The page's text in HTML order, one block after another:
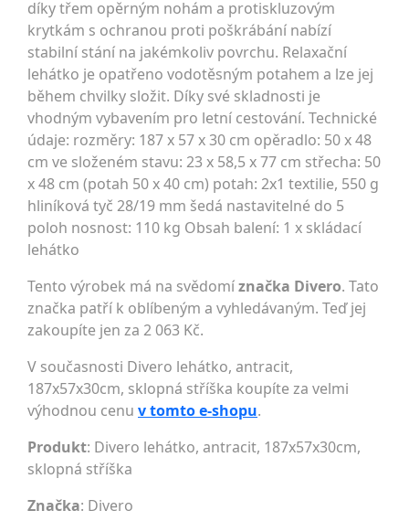
díky třem opěrným nohám a protiskluzovým
krytkám s ochranou proti poškrábání nabízí
stabilní stání na jakémkoliv povrchu. Relaxační
lehátko je opatřeno vodotěsným potahem a lze jej
během chvilky složit. Díky své skladnosti je
vhodným vybavením pro letní cestování. Technické
údaje: rozměry: 187 x 57 x 30 cm opěradlo: 50 x 48
cm ve složeném stavu: 23 x 58,5 x 77 cm střecha: 50
x 48 cm (potah 50 x 40 cm) potah: 2x1 textilie, 550 g
hliníková tyč 28/19 mm šedá nastavitelné do 5
poloh nosnost: 110 kg Obsah balení: 1 x skládací
lehátko
Tento výrobek má na svědomíznačka Divero. Tato
značka patří k oblíbeným a vyhledávaným. Teď jej
zakoupíte jen za 2 063 Kč.
V současnosti Divero lehátko, antracit,
187x57x30cm, sklopná stříška koupíte za velmi
výhodnou cenu v tomto e-shopu.
Produkt: Divero lehátko, antracit, 187x57x30cm,
sklopná stříška
Značka: Divero